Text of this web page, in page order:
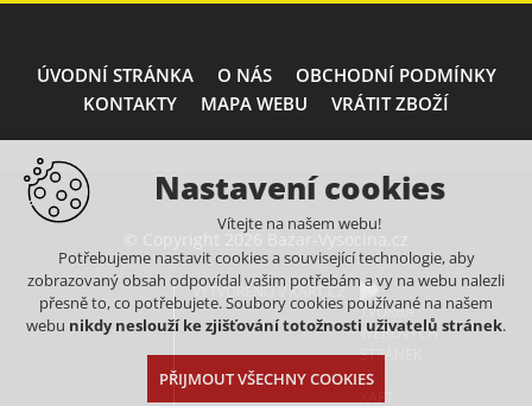
ÚVODNÍ STRÁNKA O NÁS
OBCHODNÍ PODMÍNKY
KONTAKTY
MAPA WEBU VRÁTIT ZBOŽÍ
© Copyright 2026 Bazar-Vysocina.cz
VYTVOŘENO V XART.CZ
Nastavení cookies
Vítejte na našem webu!
Potřebujeme nastavit cookies a související technologie, aby
zobrazovaný obsah odpovídal vašim potřebám a vy na webu nalezli
přesně to, co potřebujete. Soubory cookies používané na našem
webu nikdy neslouží ke zjišťování totožnosti uživatelů stránek.
PŘIJMOUT VŠECHNY COOKIES